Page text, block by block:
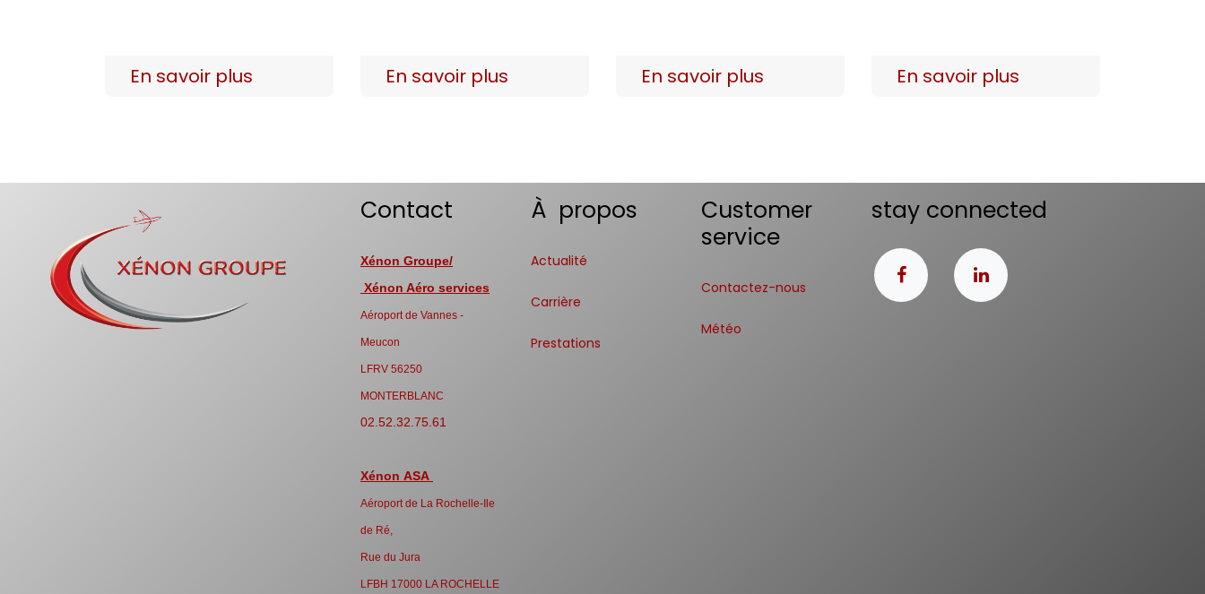
En savoir plus En savoir plus En savoir plus En savoir plus
Contact
Xénon Groupe/
Xénon Aéro services
Aéroport de Vannes -
Meucon
LFRV 56250
MONTERBLANC
02.52.32.75.61
Xénon ASA
Aéroport de La Rochelle-Ile
de Ré,
Rue du Jura
LFBH 17000 LA ROCHELLE
À propos
Actualité
Carrière
Prestations
Customer
service
Contactez-nous
Météo
stay connected